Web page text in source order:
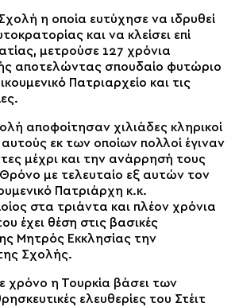
η οποία ευτύχησε να ιδρυθεί
και να κλείσει επί
μετρούσε 127 χρόνια
αποτελώντας σπουδαίο φυτώριο
Πατριαρχείο και τις
αποφοίτησαν χιλιάδες κληρικοί
εκ των οποίων πολλοί έγιναν
μέχρι και την ανάρρησή τους
με τελευταίο εξ αυτών τον
Πατριάρχη κ.κ.
στα τριάντα και πλέον χρόνια
έχει θέση στις βασικές
Μητρός Εκκλησίας την
Σχολής.
χρόνο η Τουρκία βάσει των
ελευθερίες του Στέιτ